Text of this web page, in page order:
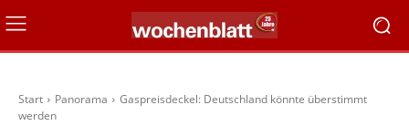
Start Panorama
Gaspreisdeckel: Deutschland könnte überstimmt
werden